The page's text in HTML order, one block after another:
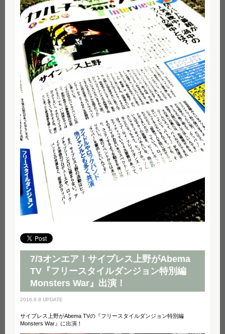
7/3オンエア！サイプレス上野がAbema
TV『フリースタイルダンジョン特別編
Monsters War』出演！
2016.6.9 UPDATE
サイプレス上野がAbema TVの『フリースタイルダンジョン特別編
Monsters War』に出演！